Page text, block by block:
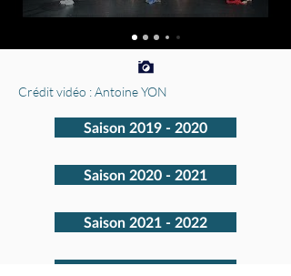
Crédit vidéo : Antoine YON
Saison 2019 - 2020
Saison 2020 - 2021
Saison 2021 - 2022
Saison 2022 - 2023